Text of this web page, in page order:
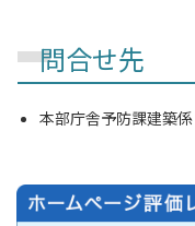
問合せ先
本部庁舎予防課建築係